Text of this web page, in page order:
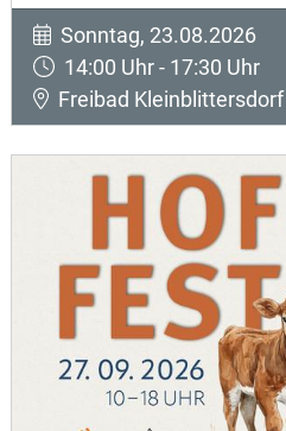
Sonntag, 23.08.2026
14:00 Uhr - 17:30 Uhr
Freibad Kleinblittersdorf